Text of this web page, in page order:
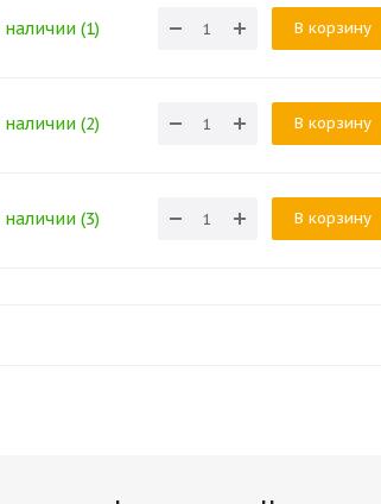
наличии (1) В корзину
наличии (2) В корзину
наличии (3) В корзину